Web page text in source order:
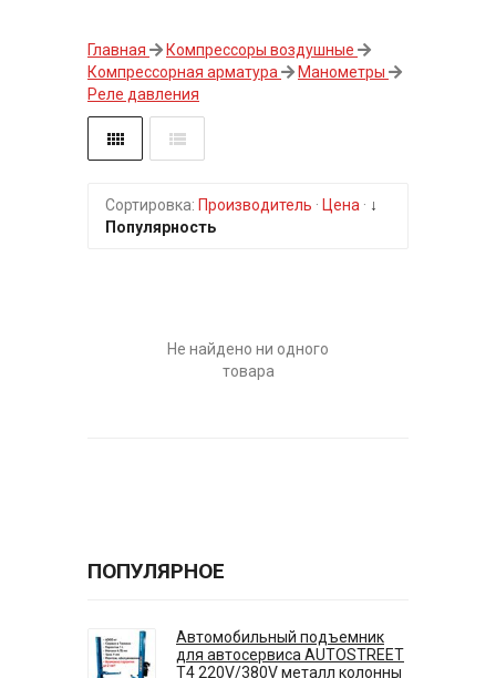
Главная
Компрессоры воздушные
Компрессорная арматура
Манометры
Реле давления
Сортировка: Производитель · Цена · ↓
Популярность
Не найдено ни одного
товара
ПОПУЛЯРНОЕ
Автомобильный подъемник
для автосервиса AUTOSTREET
T4 220V/380V металл колонны